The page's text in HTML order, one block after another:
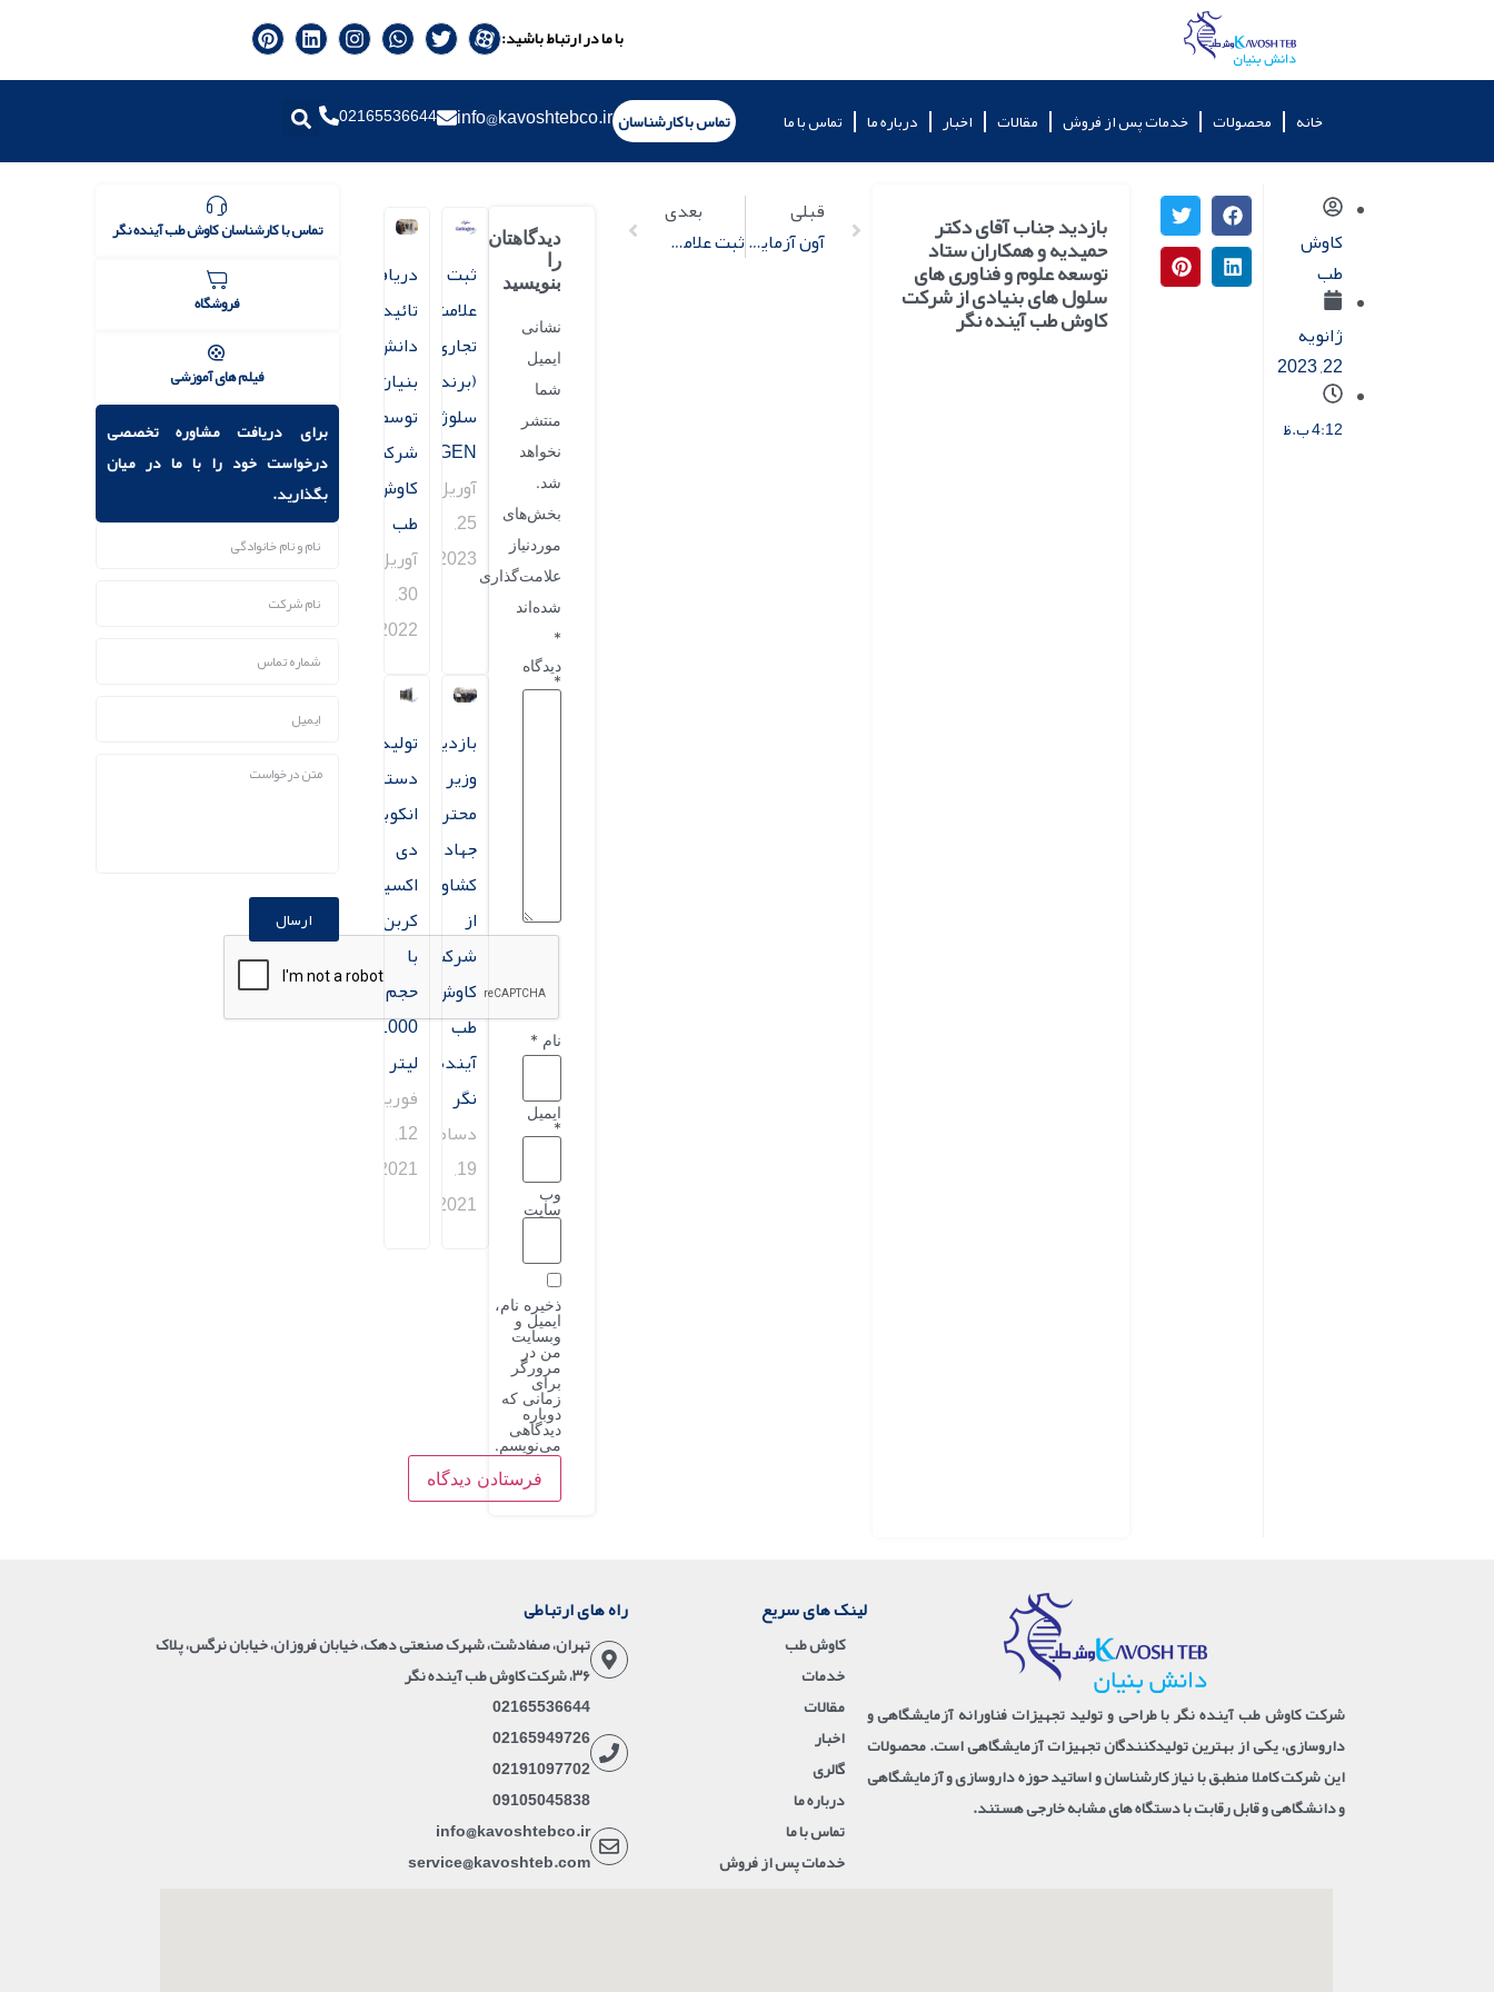
با ما در ارتباط باشید:
خانه محصولات خدمات پس از فروش مقالات اخبار درباره ما تماس با ما تماس با کارشناسانinfo@kavoshtebco.ir
02165536644
کاوش
طب
ژانویه
22, 2023
4:12 ب.ظ
بازدید جناب آقای دکتر
حمیدیه و همکاران ستاد
توسعه علوم و فناوری های
سلول های بنیادی از شرکت
کاوش طب آینده نگر
قبلی
آون آزمایشگاهی
بعدی
ثبت علامت تجاری (برند) سلوژن CELLOGEN
دیدگاهتان
را
بنویسید
نشانی
ایمیل
شما
منتشر
نخواهد
شد.
بخش‌های
موردنیاز
علامت‌گذاری
شده‌اند
*
دیدگاه
*
نام *
ایمیل
*
وب‌
سایت
ذخیره نام،
ایمیل و
وبسایت
من در
مرورگر
برای
زمانی که
دوباره
دیدگاهی
می‌نویسم.
ثبت
علامت
تجاری
(برند)
سلوژن
CELLOGEN
آوریل
25,
2023
دریافت
تائیدیه
دانش
بنیان
توسط
شرکت
کاوش
طب
آوریل
30,
2022
بازدید
وزیر
محترم
جهاد
کشاورزی
از
شرکت
کاوش
طب
آینده
نگر
دسامبر
19,
2021
تولید
دستگاه
انکوباتور
دی
اکسید
کربن
با
حجم
1000
لیتر
فوریه
12,
2021
تماس با کارشناسان کاوش طب آینده نگر
فروشگاه
فیلم های آموزشی
برای دریافت مشاوره تخصصی
درخواست خود را با ما در میان
بگذارید.
ارسال
شرکت کاوش طب آینده نگر با طراحی و تولید تجهیزات فناورانه آزمایشگاهی و
داروسازی، یکی از بهترین تولیدکنندگان تجهیزات آزمایشگاهی است. محصولات
این شرکت کاملا منطبق با نیاز کارشناسان و اساتید حوزه داروسازی و آزمایشگاهی
و دانشگاهی و قابل رقابت با دستگاه های مشابه خارجی هستند.
لینک های سریع
کاوش طب
خدمات
مقالات
اخبار
گالری
درباره ما
تماس با ما
خدمات پس از فروش
راه های ارتباطی
تهران، صفادشت، شهرک صنعتی دهک، خیابان فروزان، خیابان نرگس، پلاک
۳۶، شرکت کاوش طب آینده نگر
02165536644
02165949726
02191097702
09105045838
info@kavoshtebco.ir
service@kavoshteb.com